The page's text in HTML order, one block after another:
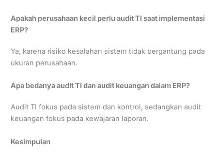
Apakah perusahaan kecil perlu audit TI saat implementasi
ERP?
Ya, karena risiko kesalahan sistem tidak bergantung pada
ukuran perusahaan.
Apa bedanya audit TI dan audit keuangan dalam ERP?
Audit TI fokus pada sistem dan kontrol, sedangkan audit
keuangan fokus pada kewajaran laporan.
Kesimpulan